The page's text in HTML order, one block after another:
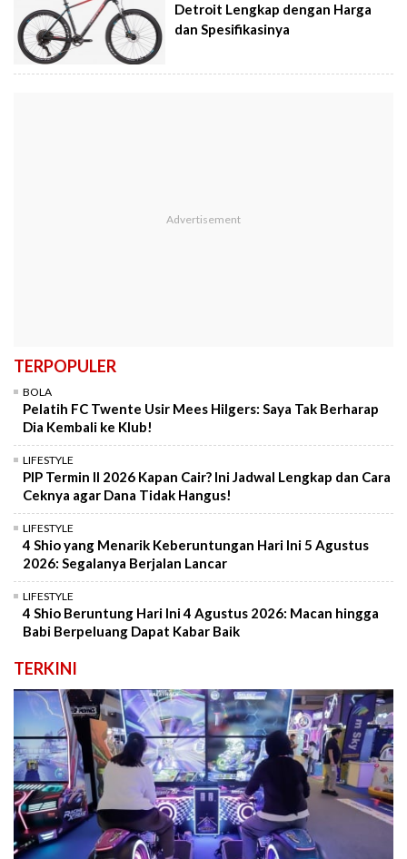
Detroit Lengkap dengan Harga
dan Spesifikasinya
TERPOPULER
BOLA
Pelatih FC Twente Usir Mees Hilgers: Saya Tak Berharap
Dia Kembali ke Klub!
LIFESTYLE
PIP Termin II 2026 Kapan Cair? Ini Jadwal Lengkap dan Cara
Ceknya agar Dana Tidak Hangus!
LIFESTYLE
4 Shio yang Menarik Keberuntungan Hari Ini 5 Agustus
2026: Segalanya Berjalan Lancar
LIFESTYLE
4 Shio Beruntung Hari Ini 4 Agustus 2026: Macan hingga
Babi Berpeluang Dapat Kabar Baik
TERKINI